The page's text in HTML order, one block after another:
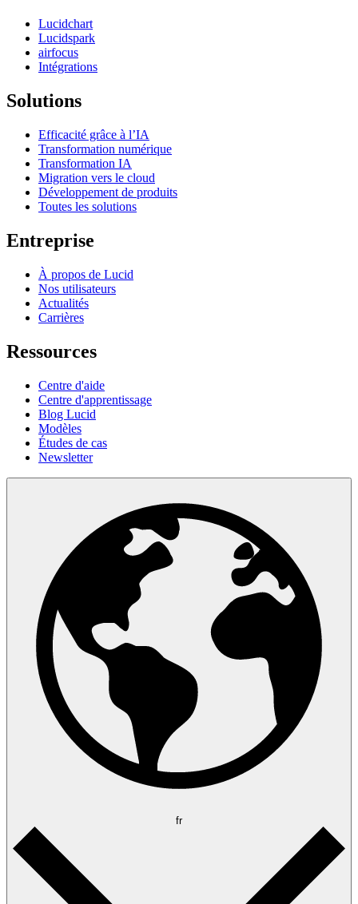
Lucidchart
Lucidspark
airfocus
Intégrations
Solutions
Efficacité grâce à l’IA
Transformation numérique
Transformation IA
Migration vers le cloud
Développement de produits
Toutes les solutions
Entreprise
À propos de Lucid
Nos utilisateurs
Actualités
Carrières
Ressources
Centre d'aide
Centre d'apprentissage
Blog Lucid
Modèles
Études de cas
Newsletter
fr